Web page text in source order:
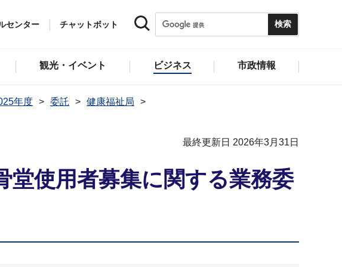
センター チャットボット
観光・イベント ビジネス 市政情報
年度 委託
健康福祉局
最終更新日 2026年3月31日
堂使用者募集に関する業務委